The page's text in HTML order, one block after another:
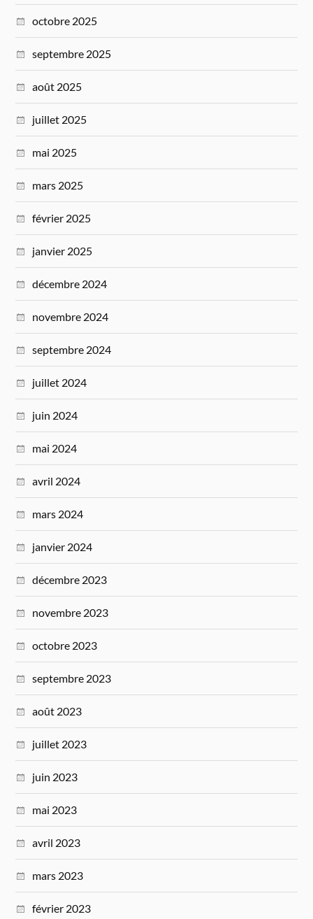
octobre 2025
septembre 2025
août 2025
juillet 2025
mai 2025
mars 2025
février 2025
janvier 2025
décembre 2024
novembre 2024
septembre 2024
juillet 2024
juin 2024
mai 2024
avril 2024
mars 2024
janvier 2024
décembre 2023
novembre 2023
octobre 2023
septembre 2023
août 2023
juillet 2023
juin 2023
mai 2023
avril 2023
mars 2023
février 2023